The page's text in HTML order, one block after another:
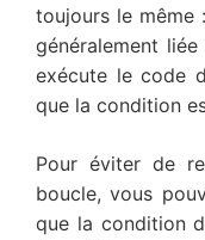
toujours le même
généralement
exécute le code
que la condition
Pour éviter de
boucle, vous
que la condition